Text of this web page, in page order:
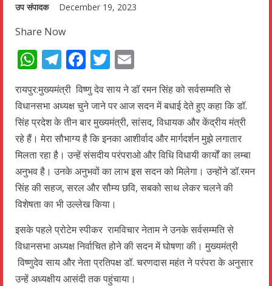
उप संपादक December 19, 2023
Share Now
WhatsApp
Telegram
Facebook
Twitter
रायपुर:मुख्यमंत्री विष्णु देव साय ने डॉ रमन सिंह को सर्वसम्मति से
विधानसभा अध्यक्ष चुने जाने पर आज सदन में बधाई देते हुए कहा कि डॉ.
सिंह प्रदेश के तीन बार मुख्यमंत्री, सांसद, विधायक और केंद्रीय मंत्री
रहे हैं। मेरा सौभाग्य है कि इनका आशीर्वाद और मार्गदर्शन मुझे लगातार
मिलता रहा है। उन्हें संसदीय परंपराओ और विधि विधायी कार्यों का लम्बा
अनुभव है। उनके अनुभवों का लाभ इस सदन को मिलेगा। उन्होंने डॉ.रमन
सिंह की सहज, सरल और सौम्य छवि, सबको साथ लेकर चलने की
विशेषता का भी उल्लेख किया।
इसके पहले प्रोटेम स्पीकर रामविचार नेताम ने उनके सर्वसम्मति से
विधानसभा अध्यक्ष निर्वाचित होने की सदन में घोषणा की। मुख्यमंत्री
विष्णुदेव साय और नेता प्रतिपक्ष डॉ. चरणदास महंत ने परंपरा के अनुसार
उन्हें अध्यक्षीय आसंदी तक पहुंचाया।